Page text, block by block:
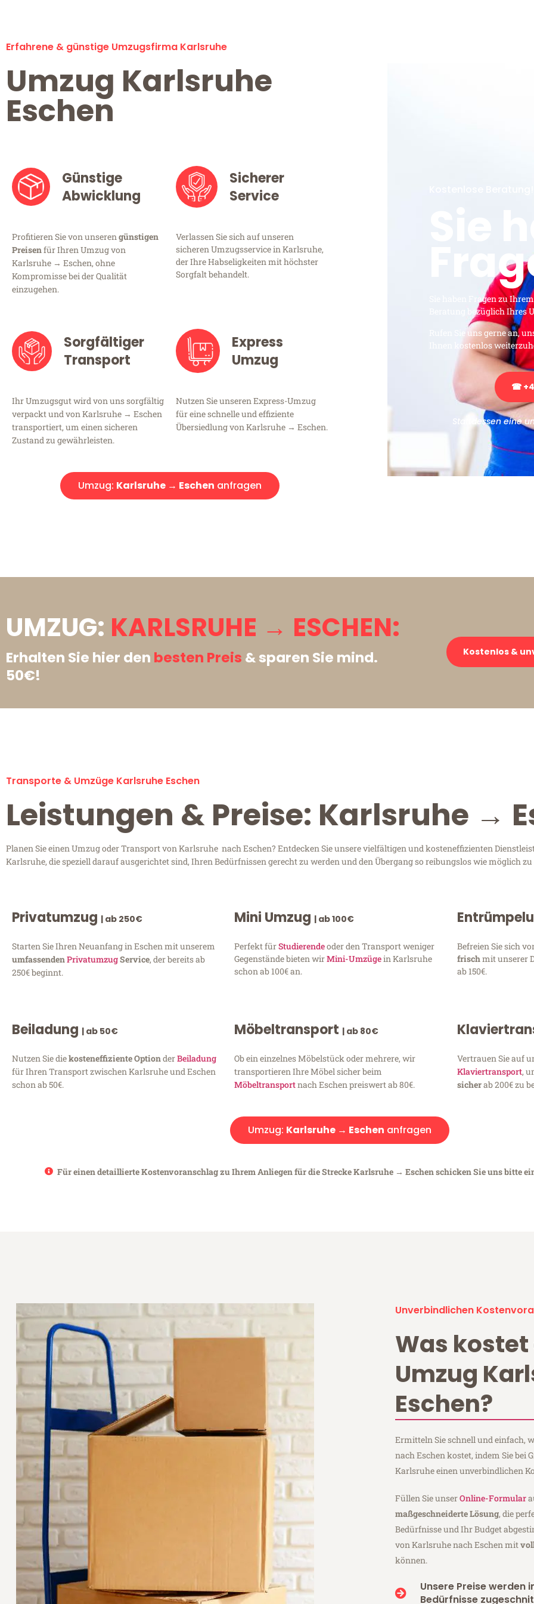
Erfahrene & günstige Umzugsfirma Karlsruhe
Umzug Karlsruhe
Eschen
Günstige
Abwicklung
Profitieren Sie von unserengünstigen
Preisenfür Ihren Umzug von
Karlsruhe → Eschen, ohne
Kompromisse bei der Qualität
einzugehen.
Sicherer
Service
Verlassen Sie sich auf unseren
sicheren Umzugsservice in Karlsruhe,
der Ihre Habseligkeiten mit höchster
Sorgfalt behandelt.
Sorgfältiger
Transport
Ihr Umzugsgut wird von uns sorgfältig
verpackt und von Karlsruhe → Eschen
transportiert, um einen sicheren
Zustand zu gewährleisten.
Express
Umzug
Nutzen Sie unseren Express-Umzug
für eine schnelle und effiziente
Übersiedlung von Karlsruhe → Eschen.
Umzug: Karlsruhe → Eschen anfragen
Sie
Sie haben Fragen zu
Beratung bezüglich Ihres
Rufen Sie uns gerne an,
Ihnen kostenlos
☎
Stattdessen eine
UMZUG: KARLSRUHE → ESCHEN:
Erhalten Sie hier den besten Preis & sparen Sie mind.
50€!
Kostenlos &
Transporte & Umzüge Karlsruhe Eschen
Leistungen & Preise: Karlsruhe →
Planen Sie einen Umzug oder Transport von Karlsruhe nach Eschen? Entdecken Sie unsere vielfältigen und kosteneffizienten
Karlsruhe, die speziell darauf ausgerichtet sind, Ihren Bedürfnissen gerecht zu werden und den Übergang so reibungslos wie möglich
Privatumzug | ab 250€
Starten Sie Ihren Neuanfang in Eschen mit unserem
umfassendenPrivatumzugService, der bereits ab
250€ beginnt.
Mini Umzug | ab 100€
Perfekt fürStudierendeoder den Transport weniger
Gegenstände bieten wirMini-Umzügein Karlsruhe
schon ab 100€ an.
Befreien Sie sich
frischmit unserer
ab 150€.
Beiladung | ab 50€
Nutzen Sie diekosteneffiziente OptionderBeiladung
für Ihren Transport zwischen Karlsruhe und Eschen
schon ab 50€.
Möbeltransport | ab 80€
Ob ein einzelnes Möbelstück oder mehrere, wir
transportieren Ihre Möbel sicher beim
Möbeltransportnach Eschen preiswert ab 80€.
Vertrauen Sie auf
Klaviertransport,
sicherab 200€ zu
Umzug: Karlsruhe → Eschen anfragen
Für einen detaillierte Kostenvoranschlag zu Ihrem Anliegen für die Strecke Karlsruhe → Eschen schicken Sie uns bitte
Unverbindlichen
Was kostet
Umzug
Eschen?
Ermitteln Sie schnell und einfach,
nach Eschen kostet, indem Sie bei
Karlsruhe einen unverbindlichen
Füllen Sie unserOnline-Formular
maßgeschneiderte Lösung, die
Bedürfnisse und Ihr Budget
von Karlsruhe nach Eschen mit
können.
Unsere Preise werden
Bedürfnisse